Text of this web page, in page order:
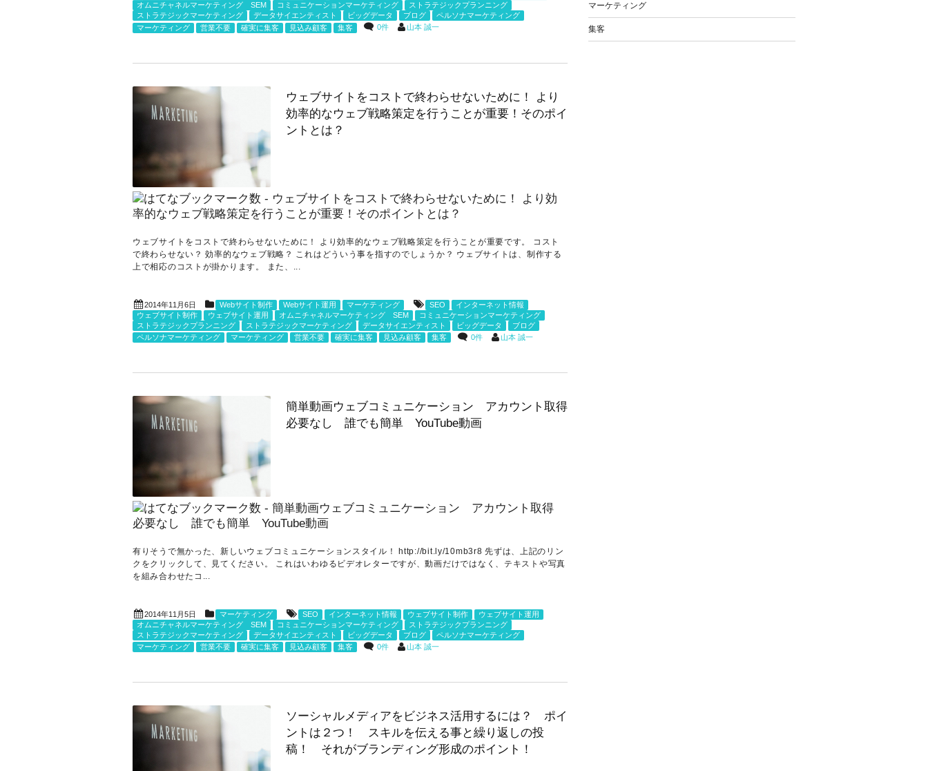
オムニチャネルマーケティング SEM
コミュニケーションマーケティング
ストラテジックプランニング
ストラテジックマーケティング
データサイエンティスト ビッグデータ ブログ
ペルソナマーケティング
マーケティング
営業不要 確実に集客 見込み顧客 集客 0件 山本 誠一
ウェブサイトをコストで終わらせないために！ より
効率的なウェブ戦略策定を行うことが重要！そのポイ
ントとは？
ウェブサイトをコストで終わらせないために！ より効率的なウェブ戦略策定を行うことが重要です。 コスト
で終わらせない？ 効率的なウェブ戦略？ これはどういう事を指すのでしょうか？ ウェブサイトは、制作する
上で相応のコストが掛かります。 また、...
2014年11月6日 Webサイト制作 Webサイト運用 マーケティング SEO
インターネット情報
ウェブサイト制作
ウェブサイト運用 オムニチャネルマーケティング SEM
コミュニケーションマーケティング
ストラテジックプランニング
ストラテジックマーケティング データサイエンティスト ビッグデータ
ブログ
ペルソナマーケティング
マーケティング 営業不要 確実に集客 見込み顧客 集客 0件 山本 誠一
簡単動画ウェブコミュニケーション アカウント取得
必要なし 誰でも簡単 YouTube動画
有りそうで無かった、新しいウェブコミュニケーションスタイル！ http://bit.ly/10mb3r8 先ずは、上記のリン
クをクリックして、見てください。 これはいわゆるビデオレターですが、動画だけではなく、テキストや写真
を組み合わせたコ...
2014年11月5日 マーケティング SEO インターネット情報 ウェブサイト制作
ウェブサイト運用
オムニチャネルマーケティング SEM
コミュニケーションマーケティング
ストラテジックプランニング
ストラテジックマーケティング
データサイエンティスト ビッグデータ ブログ
ペルソナマーケティング
マーケティング
営業不要 確実に集客 見込み顧客 集客 0件 山本 誠一
ソーシャルメディアをビジネス活用するには？ ポイ
ントは２つ！ スキルを伝える事と繰り返しの投
稿！ それがブランディング形成のポイント！
マーケティング
集客